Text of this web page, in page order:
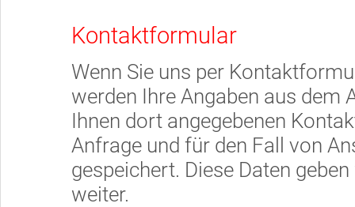
Kontaktformular
Wenn Sie uns per
werden Ihre Angaben aus
Ihnen dort angegebenen
Anfrage und für den Fall von
gespeichert. Diese Daten
weiter.